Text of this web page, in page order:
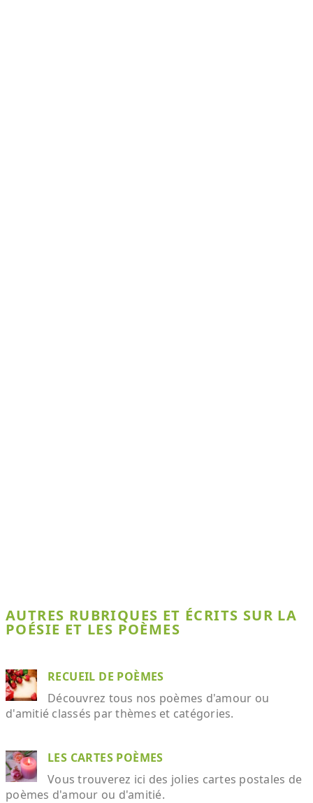
AUTRES RUBRIQUES ET ÉCRITS SUR LA
POÉSIE ET LES POÈMES
RECUEIL DE POÈMES
Découvrez tous nos poèmes d'amour ou
d'amitié classés par thèmes et catégories.
LES CARTES POÈMES
Vous trouverez ici des jolies cartes postales de
poèmes d'amour ou d'amitié.